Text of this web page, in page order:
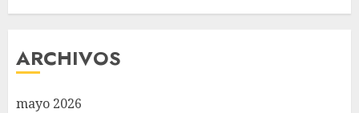
ARCHIVOS
mayo 2026